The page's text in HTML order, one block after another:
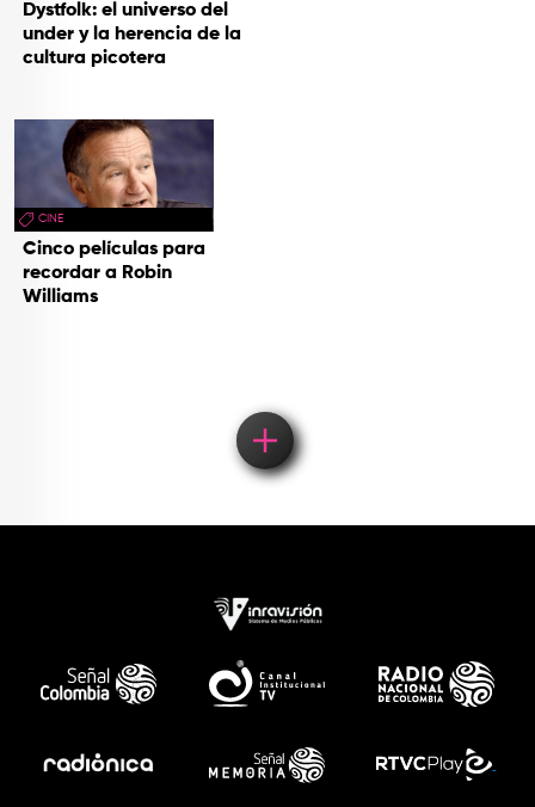
Dystfolk: el universo del
under y la herencia de la
cultura picotera
CINE
Cinco películas para
recordar a Robin
Williams